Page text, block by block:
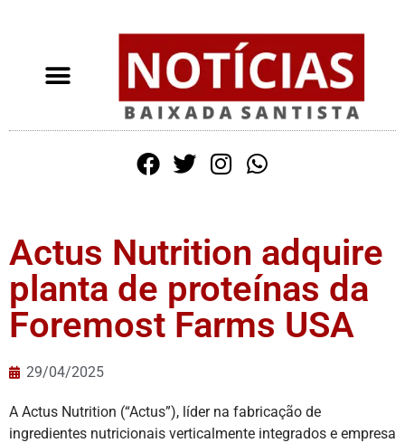
Actus Nutrition adquire
planta de proteínas da
Foremost Farms USA
29/04/2025
A Actus Nutrition (“Actus”), líder na fabricação de
ingredientes nutricionais verticalmente integrados e empresa